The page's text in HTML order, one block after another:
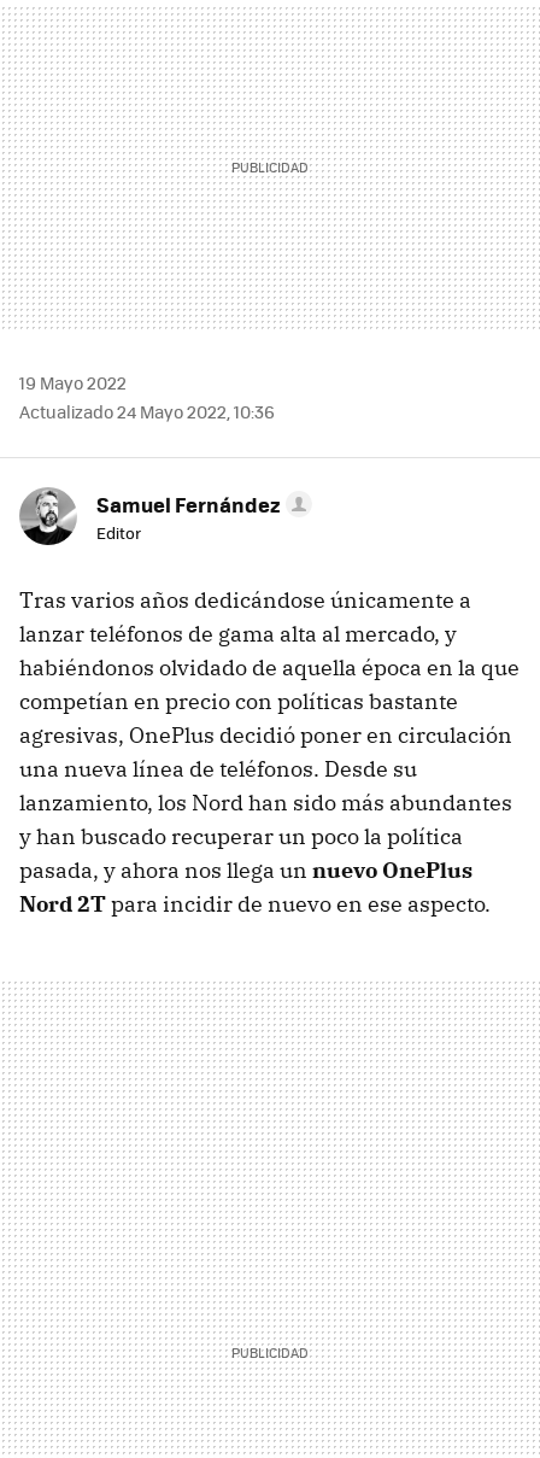
MAIL
19 Mayo 2022
Actualizado 24 Mayo 2022, 10:36
Samuel Fernández
Editor
Tras varios años dedicándose únicamente a
lanzar teléfonos de gama alta al mercado, y
habiéndonos olvidado de aquella época en la que
competían en precio con políticas bastante
agresivas, OnePlus decidió poner en circulación
una nueva línea de teléfonos. Desde su
lanzamiento, los Nord han sido más abundantes
y han buscado recuperar un poco la política
pasada, y ahora nos llega un nuevo OnePlus
Nord 2Tpara incidir de nuevo en ese aspecto.